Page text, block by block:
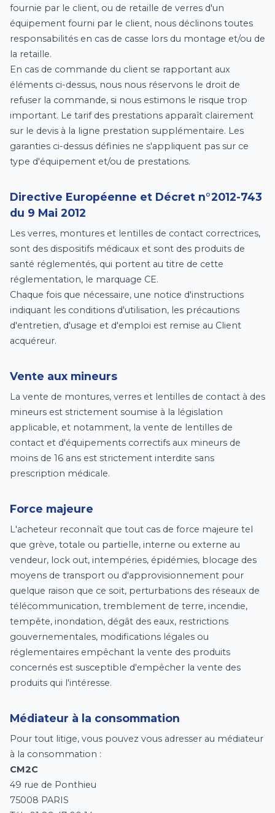
fournie par le client, ou de retaille de verres d'un
équipement fourni par le client, nous déclinons toutes
responsabilités en cas de casse lors du montage et/ou de
la retaille.
En cas de commande du client se rapportant aux
éléments ci-dessus, nous nous réservons le droit de
refuser la commande, si nous estimons le risque trop
important. Le tarif des prestations apparaît clairement
sur le devis à la ligne prestation supplémentaire. Les
garanties ci-dessus définies ne s'appliquent pas sur ce
type d'équipement et/ou de prestations.
Directive Européenne et Décret n°2012-743
du 9 Mai 2012
Les verres, montures et lentilles de contact correctrices,
sont des dispositifs médicaux et sont des produits de
santé réglementés, qui portent au titre de cette
réglementation, le marquage CE.
Chaque fois que nécessaire, une notice d'instructions
indiquant les conditions d'utilisation, les précautions
d'entretien, d'usage et d'emploi est remise au Client
acquéreur.
Vente aux mineurs
La vente de montures, verres et lentilles de contact à des
mineurs est strictement soumise à la législation
applicable, et notamment, la vente de lentilles de
contact et d'équipements correctifs aux mineurs de
moins de 16 ans est strictement interdite sans
prescription médicale.
Force majeure
L'acheteur reconnaît que tout cas de force majeure tel
que grève, totale ou partielle, interne ou externe au
vendeur, lock out, intempéries, épidémies, blocage des
moyens de transport ou d'approvisionnement pour
quelque raison que ce soit, perturbations des réseaux de
télécommunication, tremblement de terre, incendie,
tempête, inondation, dégât des eaux, restrictions
gouvernementales, modifications légales ou
réglementaires empêchant la vente des produits
concernés est susceptible d'empêcher la vente des
produits qui l'intéresse.
Médiateur à la consommation
Pour tout litige, vous pouvez vous adresser au médiateur
à la consommation :
CM2C
49 rue de Ponthieu
75008 PARIS